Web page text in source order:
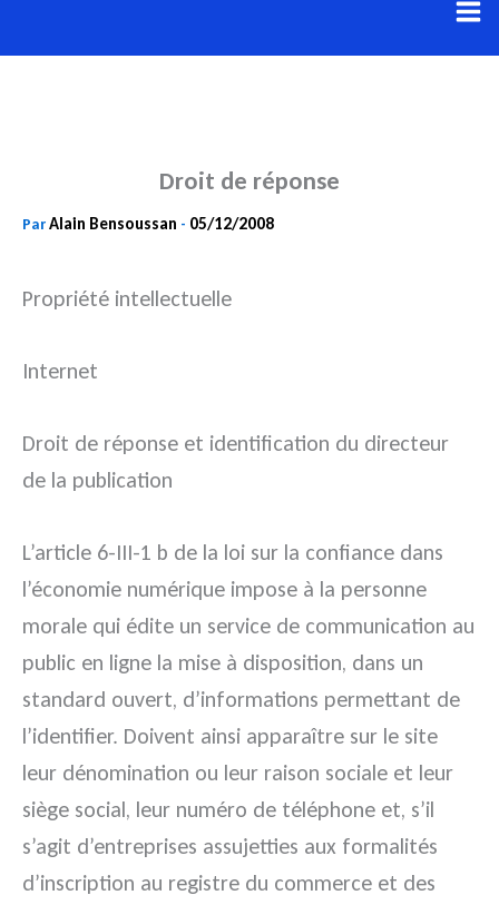
au
Droit de réponse
ParAlain Bensoussan - 05/12/2008
Propriété intellectuelle
Internet
Droit de réponse et identification du directeur
de la publication
L’article 6-III-1 b de la loi sur la confiance dans
l’économie numérique impose à la personne
morale qui édite un service de communication au
public en ligne la mise à disposition, dans un
standard ouvert, d’informations permettant de
l’identifier. Doivent ainsi apparaître sur le site
leur dénomination ou leur raison sociale et leur
siège social, leur numéro de téléphone et, s’il
s’agit d’entreprises assujetties aux formalités
d’inscription au registre du commerce et des